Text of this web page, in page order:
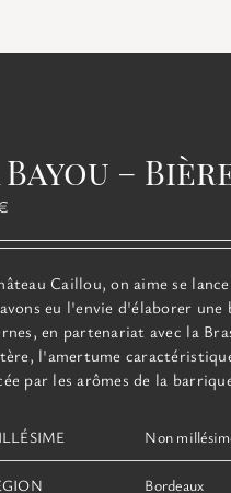
Bayou –
Caillou, on aime se
eu l'envie d'élaborer une
en partenariat avec la
l'amertume
par les arômes de la
Non
Bordeaux